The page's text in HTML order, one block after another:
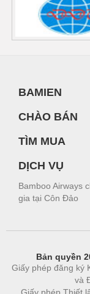
BAMIEN
CHÀO BÁN
TÌM MUA
DỊCH VỤ
Bamboo Airways
gia tại Côn Đảo
Bản quyền
Giấy phép đăng ký
và
Giấy phép Thiết